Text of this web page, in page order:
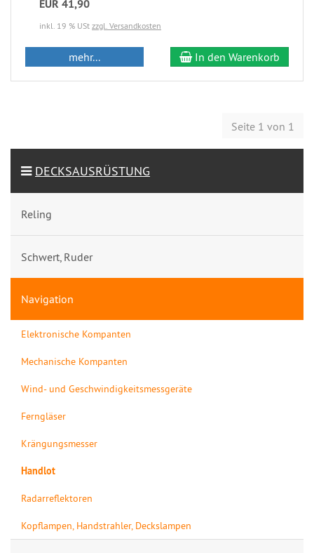
EUR 41,90
inkl. 19 % USt zzgl. Versandkosten
mehr... In den Warenkorb
Seite 1 von 1
DECKSAUSRÜSTUNG
Reling
Schwert, Ruder
Navigation
Elektronische Kompanten
Mechanische Kompanten
Wind- und Geschwindigkeitsmessgeräte
Ferngläser
Krängungsmesser
Handlot
Radarreflektoren
Kopflampen, Handstrahler, Deckslampen